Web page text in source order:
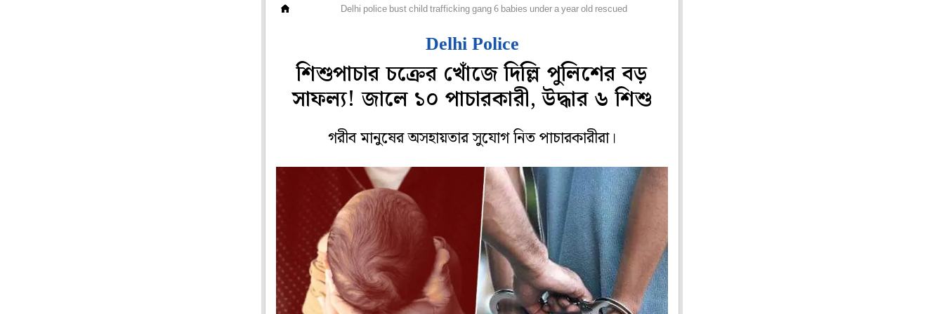
Delhi police bust child trafficking gang 6 babies under a year old rescued
Delhi Police
শিশুপাচার চক্রের খোঁজে দিল্লি পুলিশের বড়
সাফল্য! জালে ১০ পাচারকারী, উদ্ধার ৬ শিশু
গরীব মানুষের অসহায়তার সুযোগ নিত পাচারকারীরা।